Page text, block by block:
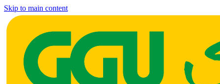
Skip to main content